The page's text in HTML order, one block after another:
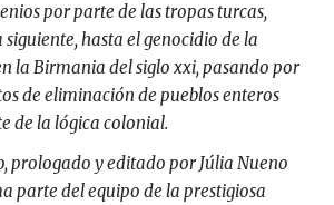
por parte de las tropas turcas,
hasta el genocidio de la
la Birmania del siglo xxi, pasando por
de eliminación de pueblos enteros
de la lógica colonial.
prologado y editado por Júlia Nueno
parte del equipo de la prestigiosa